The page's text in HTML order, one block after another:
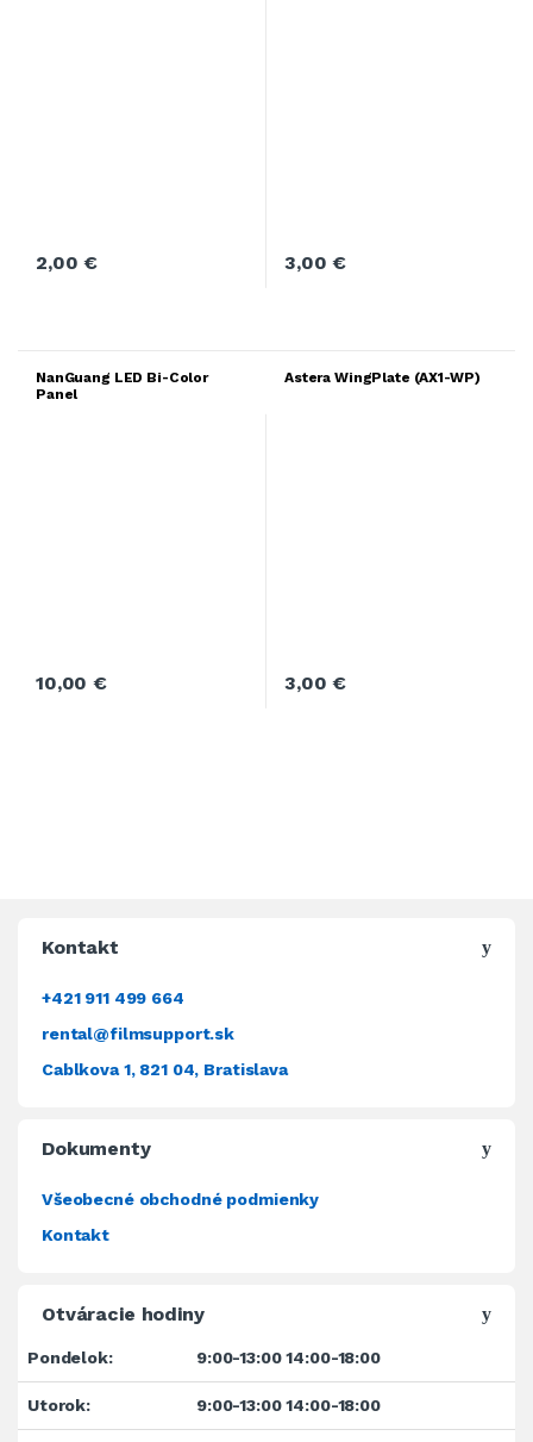
2,00€ 3,00€
NanGuang LED Bi-Color
Panel
10,00€
Astera WingPlate (AX1-WP)
3,00€
Kontakt
+421 911 499 664
rental@filmsupport.sk
Cablkova 1, 821 04, Bratislava
Dokumenty
Všeobecné obchodné podmienky
Kontakt
Otváracie hodiny
Pondelok: 9:00-13:00 14:00-18:00
Utorok: 9:00-13:00 14:00-18:00